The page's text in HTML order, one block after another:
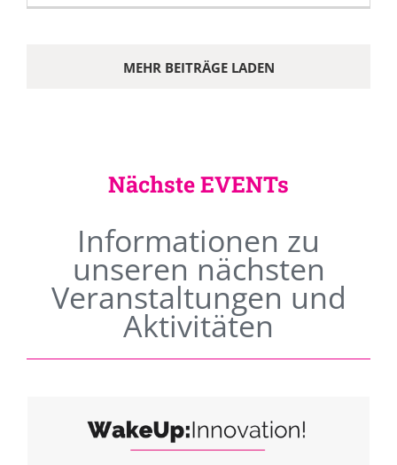
MEHR BEITRÄGE LADEN
Nächste EVENTs
Informationen zu
unseren nächsten
Veranstaltungen und
Aktivitäten